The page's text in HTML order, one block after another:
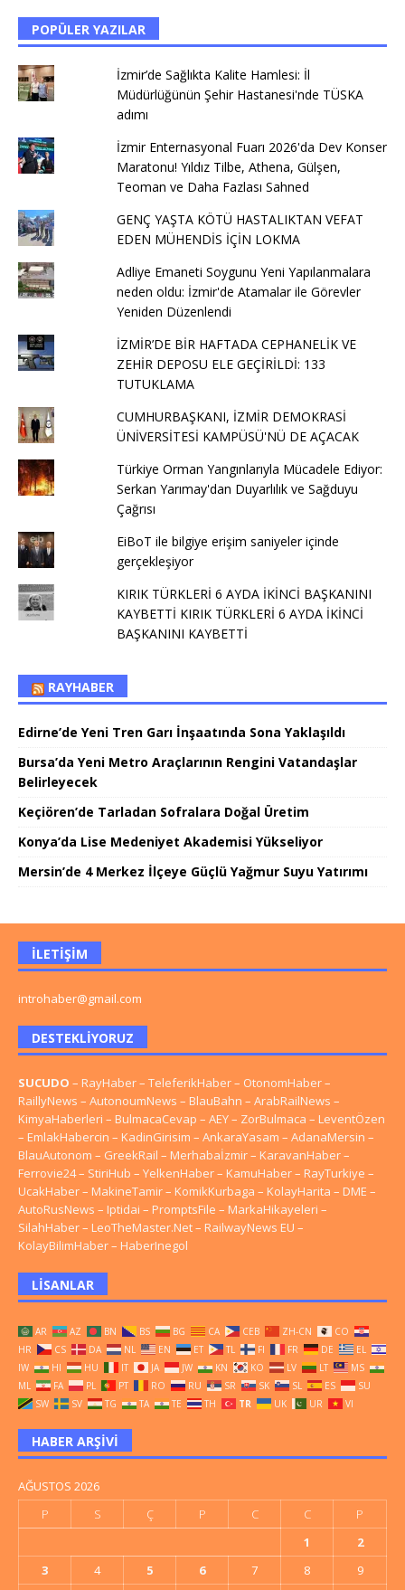
POPÜLER YAZILAR
İzmir’de Sağlıkta Kalite Hamlesi: İl
Müdürlüğünün Şehir Hastanesi'nde TÜSKA
adımı
İzmir Enternasyonal Fuarı 2026'da Dev Konser
Maratonu! Yıldız Tilbe, Athena, Gülşen,
Teoman ve Daha Fazlası Sahned
GENÇ YAŞTA KÖTÜ HASTALIKTAN VEFAT
EDEN MÜHENDİS İÇİN LOKMA
Adliye Emaneti Soygunu Yeni Yapılanmalara
neden oldu: İzmir'de Atamalar ile Görevler
Yeniden Düzenlendi
İZMİR’DE BİR HAFTADA CEPHANELİK VE
ZEHİR DEPOSU ELE GEÇİRİLDİ: 133
TUTUKLAMA
CUMHURBAŞKANI, İZMİR DEMOKRASİ
ÜNİVERSİTESİ KAMPÜSÜ'NÜ DE AÇACAK
Türkiye Orman Yangınlarıyla Mücadele Ediyor:
Serkan Yarımay'dan Duyarlılık ve Sağduyu
Çağrısı
EiBoT ile bilgiye erişim saniyeler içinde
gerçekleşiyor
KIRIK TÜRKLERİ 6 AYDA İKİNCİ BAŞKANINI
KAYBETTİ KIRIK TÜRKLERİ 6 AYDA İKİNCİ
BAŞKANINI KAYBETTİ
RAYHABER
Edirne’de Yeni Tren Garı İnşaatında Sona Yaklaşıldı
Bursa’da Yeni Metro Araçlarının Rengini Vatandaşlar
Belirleyecek
Keçiören’de Tarladan Sofralara Doğal Üretim
Konya’da Lise Medeniyet Akademisi Yükseliyor
Mersin’de 4 Merkez İlçeye Güçlü Yağmur Suyu Yatırımı
İLETIŞIM
introhaber@gmail.com
DESTEKLIYORUZ
SUCUDO – RayHaber– TeleferikHaber– OtonomHaber–
RaillyNews – AutonoumNews – BlauBahn – ArabRailNews –
KimyaHaberleri – BulmacaCevap – AEY– ZorBulmaca – LeventÖzen
– EmlakHabercin – KadinGirisim – AnkaraYasam – AdanaMersin –
BlauAutonom – GreekRail – Merhabaİzmir– KaravanHaber–
Ferrovie24– StiriHub – YelkenHaber– KamuHaber– RayTurkiye –
UcakHaber– MakineTamir– KomikKurbaga – KolayHarita – DME –
AutoRusNews – Iptidai – PromptsFile – MarkaHikayeleri –
SilahHaber– LeoTheMaster.Net– RailwayNews EU –
KolayBilimHaber– HaberInegol
LISANLAR
AR AZ BN BS BG CA CEB ZH-CN
CO
HR
CS DA NL EN ET TL FI FR DE
EL
IW
HI HU IT JA JW KN KO LV LT
MS
ML
FA PL PT RO RU SR SK SL ES
SU
SW
SV TG TA TE TH TR UK UR VI
HABER ARŞIVI
AĞUSTOS 2026
P
S Ç P C C
P
1
2
3
4 5 6 7 8 9